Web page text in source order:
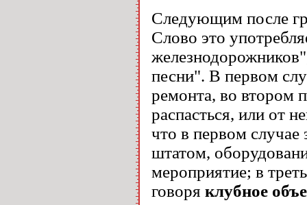
Следующим после
Слово это
песни". В первом
ремонта, во втором
распасться, или от
что в первом
штатом,
мероприятие; в
говоря клубное